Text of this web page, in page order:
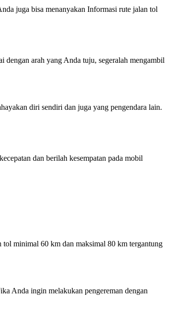
juga bisa menanyakan Informasi rute jalan tol
dengan arah yang Anda tuju, segeralah mengambil
diri sendiri dan juga yang pengendara lain.
dan berilah kesempatan pada mobil
minimal 60 km dan maksimal 80 km tergantung
Anda ingin melakukan pengereman dengan